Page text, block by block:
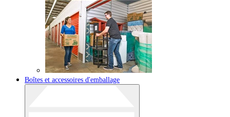
Boîtes et accessoires d'emballage